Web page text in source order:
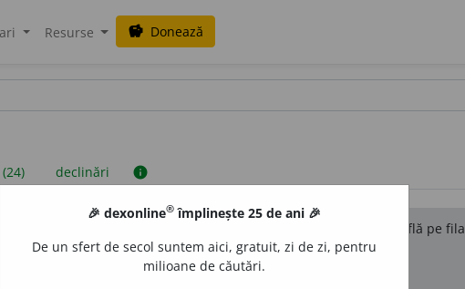
Resurse savings Donează
declinări info
sunt compilate de echipa dexonline. Definițiile originale se află pe fila
reordona filele pe pagina depreferințe.
🎉 dexonline® împlinește 25 de ani 🎉
De un sfert de secol suntem aici, gratuit, zi de zi, pentru
milioane de căutări.